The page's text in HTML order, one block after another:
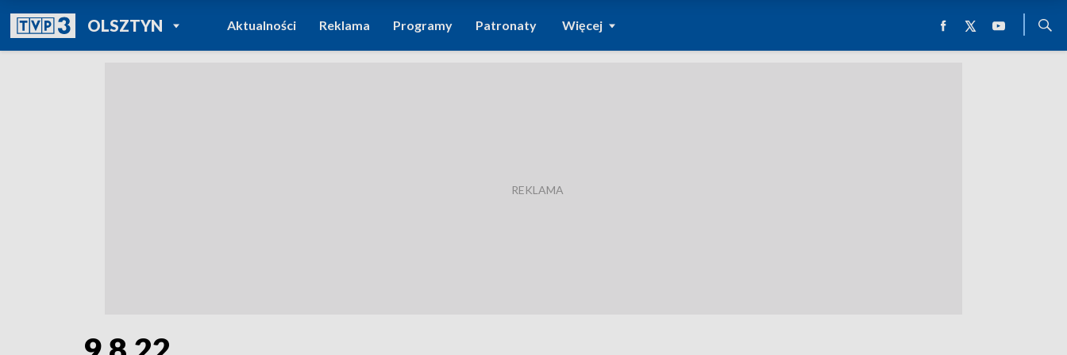
OLSZTYNPOWRÓT DO
TVP REGIONY
Aktualności Reklama Programy Patronaty Więcej